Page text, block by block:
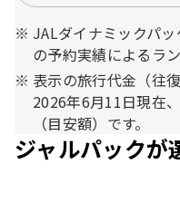
JALダイナミックパ
の予約実績によるラ
表示の旅行代金（往
2026年6月11日現在
（目安額）です。
ジャルパックが